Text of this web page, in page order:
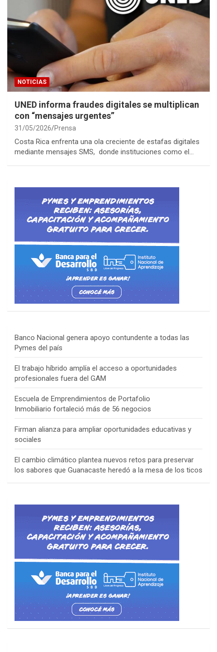
NOTICIAS
UNED informa fraudes digitales se multiplican
con “mensajes urgentes”
31/05/2026 Prensa
Costa Rica enfrenta una ola creciente de estafas digitales
mediante mensajes SMS, donde instituciones como el…
Banco Nacional genera apoyo contundente a todas las
Pymes del país
El trabajo híbrido amplía el acceso a oportunidades
profesionales fuera del GAM
Escuela de Emprendimientos de Portafolio
Inmobiliario fortaleció más de 56 negocios
Firman alianza para ampliar oportunidades educativas y
sociales
El cambio climático plantea nuevos retos para preservar
los sabores que Guanacaste heredó a la mesa de los ticos